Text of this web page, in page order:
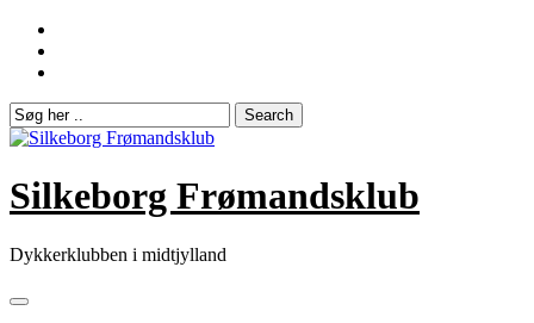
Skip
content
Silkeborg Frømandsklub
Dykkerklubben i midtjylland